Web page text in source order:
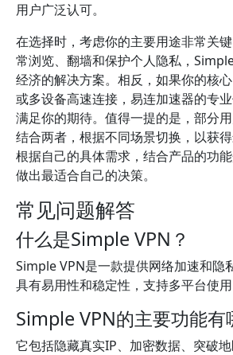
用户广泛认可。
在选择时，考虑你的主要用途非常关
常浏览、翻墙和保护个人隐私，Simple
经济的解决方案。相反，如果你的核
或多设备高速连接，易连加速器的专
满足你的期待。值得一提的是，部分
结合两者，根据不同场景切换，以获
根据自己的具体需求，结合产品的功
做出最适合自己的决策。
常见问题解答
什么是Simple VPN？
Simple VPN是一款提供网络加速和隐
具有易用性和稳定性，支持多平台使用
Simple VPN的主要功能有
它包括隐藏真实IP、加密数据、突破